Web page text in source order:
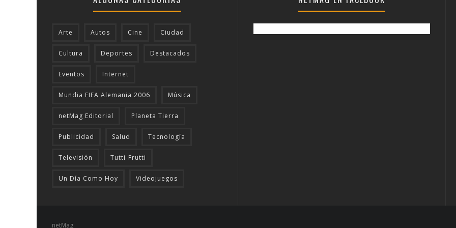
Arte Autos Cine Ciudad
Cultura Deportes Destacados
Eventos Internet
Mundia FIFA Alemania 2006 Música
netMag Editorial Planeta Tierra
Publicidad Salud Tecnologí­a
Televisión Tutti-Frutti
Un Día Como Hoy Videojuegos
netMag